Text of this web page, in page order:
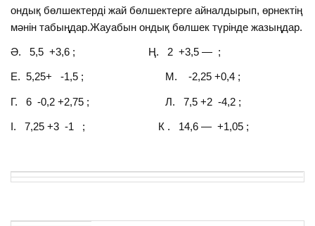
ондық бөлшектерді жай бөлшектерге айналдырып, өрнектің
мәнін табыңдар.Жауабын ондық бөлшек түрінде жазыңдар.
Ә. 5,5 +3,6 ; Ң. 2 +3,5 — ;
Е. 5,25+ -1,5 ; М. -2,25 +0,4 ;
Г. 6 -0,2 +2,75 ; Л. 7,5 +2 -4,2 ;
І. 7,25 +3 -1 ; К . 14,6 — +1,05 ;